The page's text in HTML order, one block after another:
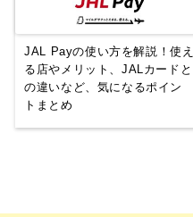
JAL Payの使い方を解説！使え
る店やメリット、JALカードと
の違いなど、気になるポイン
トまとめ